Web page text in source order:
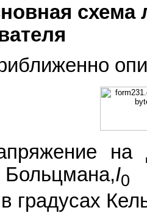
на
I0
градусах